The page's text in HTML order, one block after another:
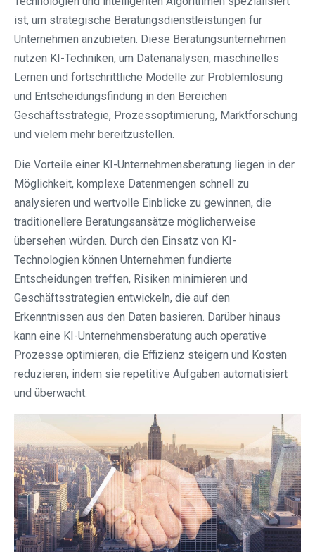
ist, um strategische Beratungsdienstleistungen für
Unternehmen anzubieten. Diese Beratungsunternehmen
nutzen KI-Techniken, um Datenanalysen, maschinelles
Lernen und fortschrittliche Modelle zur Problemlösung
und Entscheidungsfindung in den Bereichen
Geschäftsstrategie, Prozessoptimierung, Marktforschung
und vielem mehr bereitzustellen.
Die Vorteile einer KI-Unternehmensberatung liegen in der
Möglichkeit, komplexe Datenmengen schnell zu
analysieren und wertvolle Einblicke zu gewinnen, die
traditionellere Beratungsansätze möglicherweise
übersehen würden. Durch den Einsatz von KI-
Technologien können Unternehmen fundierte
Entscheidungen treffen, Risiken minimieren und
Geschäftsstrategien entwickeln, die auf den
Erkenntnissen aus den Daten basieren. Darüber hinaus
kann eine KI-Unternehmensberatung auch operative
Prozesse optimieren, die Effizienz steigern und Kosten
reduzieren, indem sie repetitive Aufgaben automatisiert
und überwacht.